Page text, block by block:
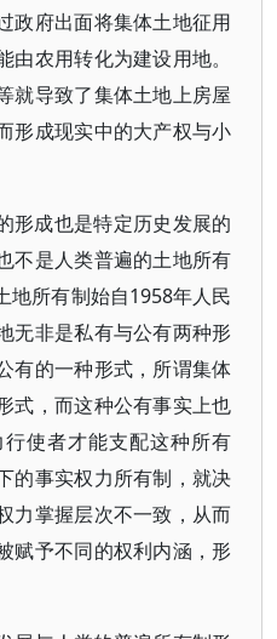
政府出面将集体土地征用
农用转化为建设用地。
就导致了集体土地上房屋
形成现实中的大产权与小
形成也是特定历史发展的
不是人类普遍的土地所有
地所有制始自1958年人民
无非是私有与公有两种形
有的一种形式，所谓集体
式，而这种公有事实上也
使者才能支配这种所有
的事实权力所有制，就决
力掌握层次不一致，从而
赋予不同的权利内涵，形